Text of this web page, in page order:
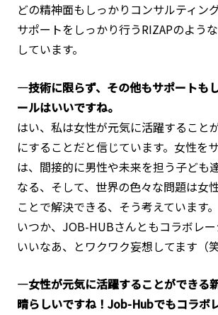
どの精神面もしっかりコンサルティン
サポートをしっかり行うRIZAPのよう
しています。
―技術に限らず、その他もサポートも
ールはいいですね。
はい、私は女性が元気に活躍すること
にすることだと信じています。女性を
は、間接的に男性や未来を担う子ども
なる、そして、世界の色々な問題は女
ことで解決できる、そう考えています。
いつか、JOB-HUBさんともコラボレ
いいなあ、とワクワク妄想してます（笑
―女性が元気に活躍することができる
晴らしいですね！Job-Hubでもコラボ